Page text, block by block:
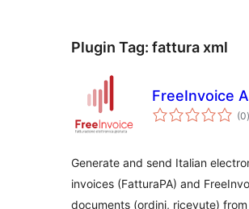
Plugin Tag: fattura xml
FreeInvoice
(0)
Generate and send Italian
invoices (FatturaPA) and
documents (ordini, ricevute) from